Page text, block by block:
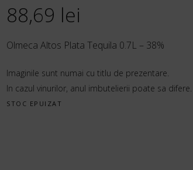
88,69 lei
Olmeca Altos Plata Tequila 0.7L – 38%
Imaginile sunt numai cu titlu de prezentare.
In cazul vinurilor, anul imbutelierii poate sa difere.
STOC EPUIZAT